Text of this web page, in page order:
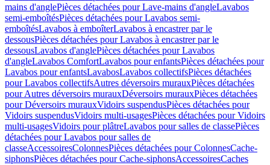
mains d'anglePièces détachées pour Lave-mains d'angleLavabos
semi-emboîtésPièces détachées pour Lavabos semi-
emboîtésLavabos à emboîterLavabos à encastrer par le
dessousPièces détachées pour Lavabos à encastrer par le
dessousLavabos d'anglePièces détachées pour Lavabos
d'angleLavabos ComfortLavabos pour enfantsPièces détachées pour
Lavabos pour enfantsLavabosLavabos collectifsPièces détachées
pour Lavabos collectifsAutres déversoirs murauxPièces détachées
pour Autres déversoirs murauxDéversoirs murauxPièces détachées
pour Déversoirs murauxVidoirs suspendusPièces détachées pour
Vidoirs suspendusVidoirs multi-usagesPièces détachées pour Vidoirs
multi-usagesVidoirs pour plâtreLavabos pour salles de classePièces
détachées pour Lavabos pour salles de
classeAccessoiresColonnesPièces détachées pour ColonnesCache-
siphonsPièces détachées pour Cache-siphonsAccessoiresCaches